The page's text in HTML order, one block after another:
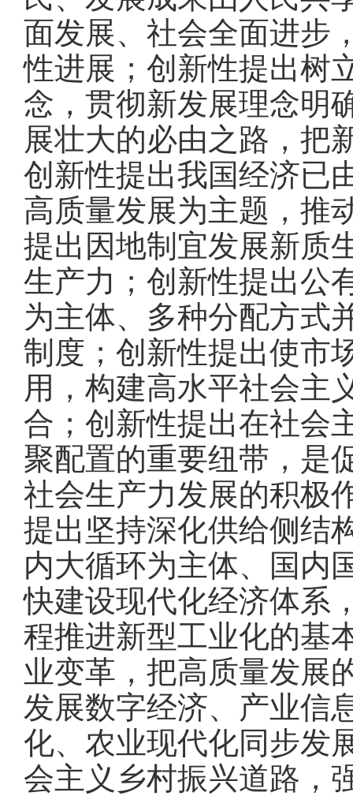
面发展、社会全面进步
性进展；创新性提出树
念，贯彻新发展理念明
展壮大的必由之路，把
创新性提出我国经济已
高质量发展为主题，推
提出因地制宜发展新质
生产力；创新性提出公
为主体、多种分配方式
制度；创新性提出使市
用，构建高水平社会主
合；创新性提出在社会
聚配置的重要纽带，是
社会生产力发展的积极
提出坚持深化供给侧结
内大循环为主体、国内
快建设现代化经济体系
程推进新型工业化的基
业变革，把高质量发展
发展数字经济、产业信
化、农业现代化同步发
会主义乡村振兴道路，